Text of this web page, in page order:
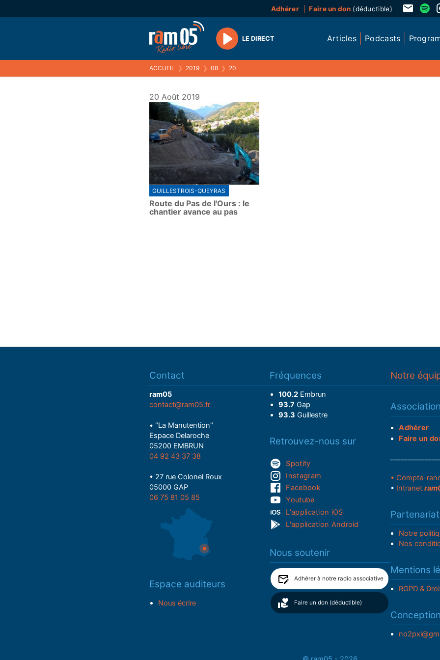
Adhérer Faire un don(déductible)
Play
LE DIRECT Articles Podcasts
ACCUEIL ❯ 2019 ❯ 08 ❯ 20
20 Août 2019
GUILLESTROIS-QUEYRAS
Route du Pas de l'Ours : le
chantier avance au pas
Contact
ram05
contact@ram05.fr
• "La Manutention"
Espace Delaroche
05200 EMBRUN
04 92 43 37 38
• 27 rue Colonel Roux
05000 GAP
06 75 81 05 85
Espace auditeurs
Nous écrire
Fréquences
100.2Embrun
93.7 Gap
93.3 Guillestre
Retrouvez-nous sur
Spotify
Instagram
Facebook
Youtube
L'application iOS
L'application Android
Nous soutenir
Adhérer à notre radio associative
Faire un don (déductible)
Notre
Association
Adhérer
Faire un
• Compte-
• Intranet
Notre
Nos
Mentions
RGPD &